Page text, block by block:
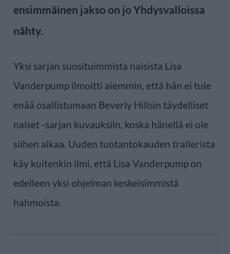
ensimmäinen jakso on jo Yhdysvalloissa
nähty.
Yksi sarjan suosituimmista naisista Lisa
Vanderpump ilmoitti aiemmin, että hän ei tule
enää osallistumaan Beverly Hillsin täydelliset
naiset -sarjan kuvauksiin, koska hänellä ei ole
siihen aikaa. Uuden tuotantokauden trailerista
käy kuitenkin ilmi, että Lisa Vanderpump on
edelleen yksi ohjelman keskeisimmistä
hahmoista.